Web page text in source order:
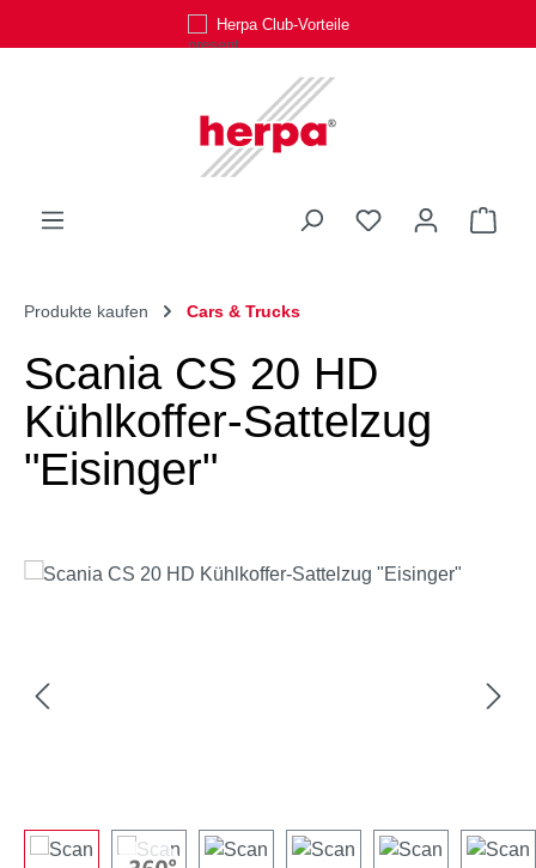
Zum Hauptinhalt springenHerpa Club-Vorteile
Du hast 0
Produkte kaufen Cars & Trucks
Scania CS 20 HD
Kühlkoffer-Sattelzug
"Eisinger"
Bildergalerie überspringen